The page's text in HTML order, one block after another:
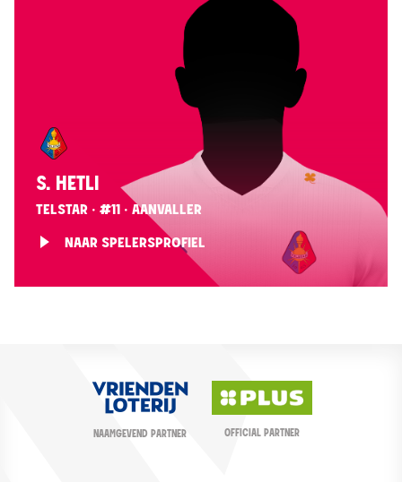
S. HETLI
TELSTAR · #11 · AANVALLER
NAAR SPELERSPROFIEL
NAAMGEVEND PARTNER OFFICIAL PARTNER